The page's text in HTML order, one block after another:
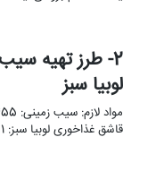
2- طرز تهیه
لوبیا سبز
قاشق غذاخوری لوبیا سبز: 1 فنجان …